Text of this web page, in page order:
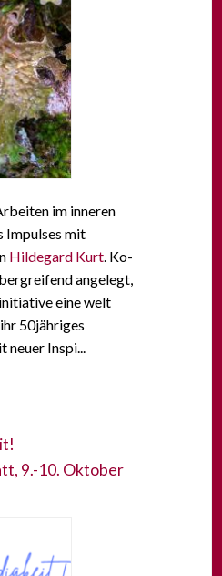
im inneren
Impulses mit
Hildegard Kurt. Ko-
angelegt,
eine welt
50jähriges
neuer Inspi...
9.-10. Oktober